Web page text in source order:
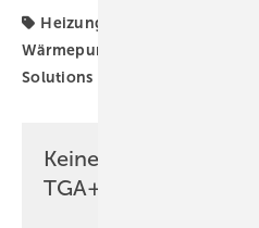
Heizungs-Wärmepumpe
Wärmepumpe
Solutions
Keine Zeit? Kein
TGA+E Newsletter!